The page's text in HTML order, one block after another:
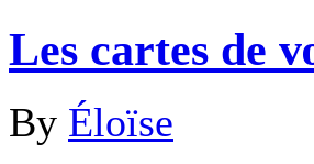
Les cartes de
By Éloïse